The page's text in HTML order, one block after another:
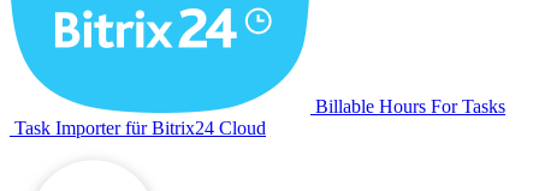
Billable Hours For Tasks
Task Importer für Bitrix24 Cloud